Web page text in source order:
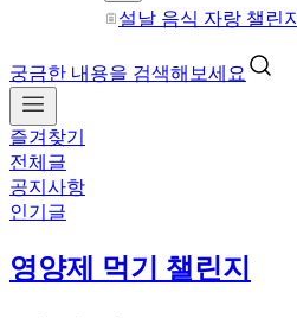
설날 음식 자랑 챌린지
궁금한 내용을 검색해보세요
즐겨찾기
전체글
공지사항
인기글
영양제 먹기 챌린지